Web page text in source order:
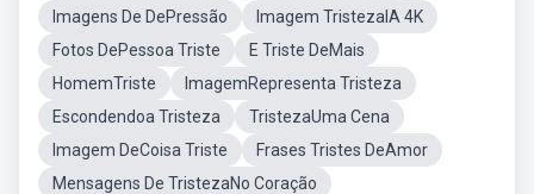
Imagens De DePressão
Imagem TristezaIA 4K
Fotos DePessoa Triste
E Triste DeMais
HomemTriste
ImagemRepresenta Tristeza
Escondendoa Tristeza
TristezaUma Cena
Imagem DeCoisa Triste
Frases Tristes DeAmor
Mensagens De TristezaNo Coração